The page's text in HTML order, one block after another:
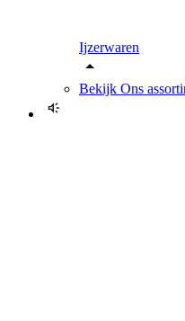
Ijzerwaren
Bekijk Ons